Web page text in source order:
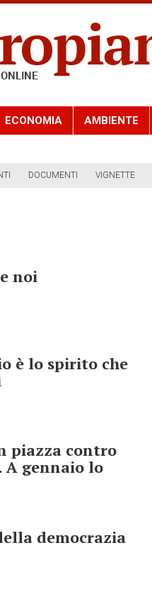
ECONOMIA AMBIENTE
DOCUMENTI VIGNETTE
noi
è lo spirito che
piazza contro
gennaio lo
democrazia